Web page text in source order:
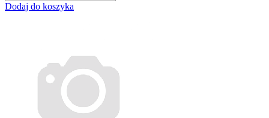
Dodaj do koszyka